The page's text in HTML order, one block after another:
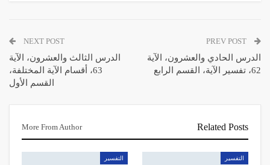
الدرس الحادي والعشرون، الآية
62، تفسير الآية، القسم الرابع
NEXT POST
الدرس الثالث والعشرون، الآية
63، أقسام الآية المختلفة،
القسم الأول
Related Posts
More From Author
التفسیر التفسیر